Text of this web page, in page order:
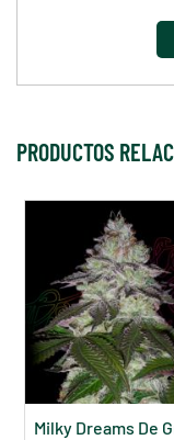
PRODUCTOS
Milky Dreams De